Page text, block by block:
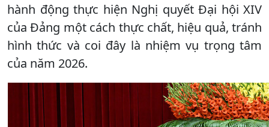
hành động thực hiện Nghị quyết Đại hội XIV
của Đảng một cách thực chất, hiệu quả, tránh
hình thức và coi đây là nhiệm vụ trọng tâm
của năm 2026.